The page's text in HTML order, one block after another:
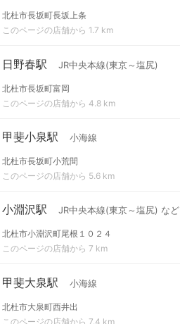
北杜市長坂町長坂上条
このページの店舗から 1.7 km
日野春駅 JR中央本線(東京～塩尻)
北杜市長坂町富岡
このページの店舗から 4.8 km
甲斐小泉駅 小海線
北杜市長坂町小荒間
このページの店舗から 5.6 km
小淵沢駅 JR中央本線(東京～塩尻) など
北杜市小淵沢町尾根１０２４
このページの店舗から 7 km
甲斐大泉駅 小海線
北杜市大泉町西井出
このページの店舗から 7.4 km